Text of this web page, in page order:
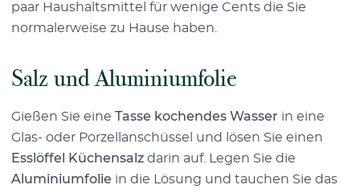
paar Haushaltsmittel für wenige Cents die Sie
normalerweise zu Hause haben.
Salz und Aluminiumfolie
Gießen Sie eine Tasse kochendes Wasser in eine
Glas- oder Porzellanschüssel und lösen Sie einen
Esslöffel Küchensalz darin auf. Legen Sie die
Aluminiumfolie in die Lösung und tauchen Sie das